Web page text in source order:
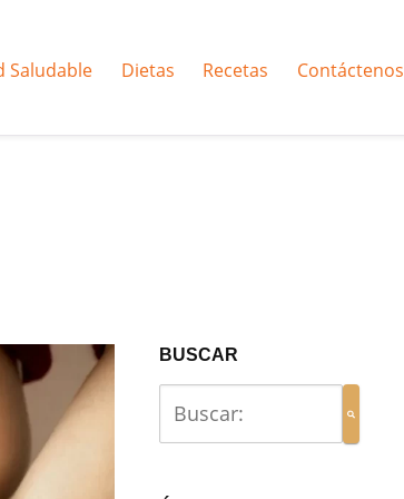
Saludable Dietas Recetas Contáctenos
BUSCAR